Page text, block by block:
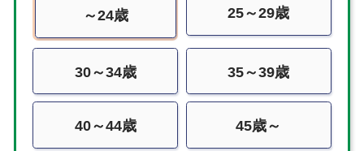
～24歳 25～29歳
30～34歳 35～39歳
40～44歳 45歳～